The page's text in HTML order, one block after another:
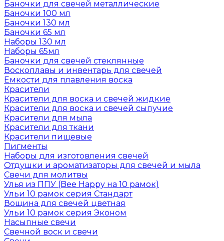
Баночки для свечей металлические
Баночки 100 мл
Баночки 130 мл
Баночки 65 мл
Наборы 130 мл
Наборы 65мл
Баночки для свечей стеклянные
Воскоплавы и инвентарь для свечей
Емкости для плавления воска
Красители
Красители для воска и свечей жидкие
Красители для воска и свечей сыпучие
Красители для мыла
Красители для ткани
Красители пищевые
Пигменты
Наборы для изготовления свечей
Отдушки и ароматизаторы для свечей и мыла
Свечи для молитвы
Улья из ППУ (Bee Happy на 10 рамок)
Ульи 10 рамок серия Стандарт
Вощина для свечей цветная
Ульи 10 рамок серия Эконом
Насыпные свечи
Свечной воск и свечи